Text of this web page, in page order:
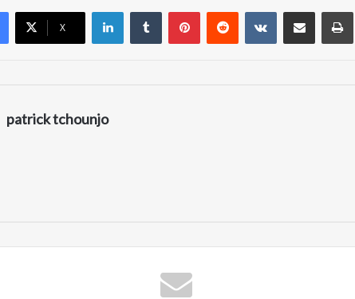
X
LinkedinTumblr PinterestReddit VKontaktePartager par email
patrick tchounjo